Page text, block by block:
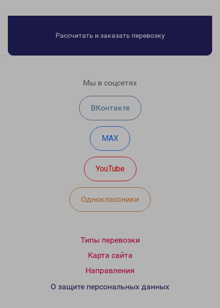
Рассчитать и заказать перевозку
Мы в соцсетях
ВКонтакте
MAX
YouTube
Одноклассники
Типы перевозки
Карта сайта
Направления
О защите персональных данных